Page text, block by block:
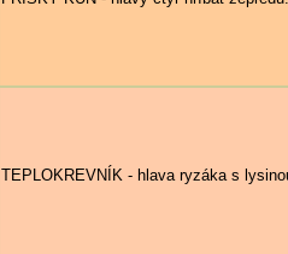
TEPLOKREVNÍK - hlava ryzáka s